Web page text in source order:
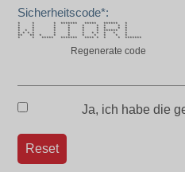
Sicherheitscode*:
* * * ******* ***** ****** *
* * * * * * * * *
* * * * * * * * *
* * * * * * * ****** *
* * * * * * * * * * * *
** ** * * * * * * * *
* * ***** ******* **** * * * *******
Regenerate code
Ja, ich habe die
Reset